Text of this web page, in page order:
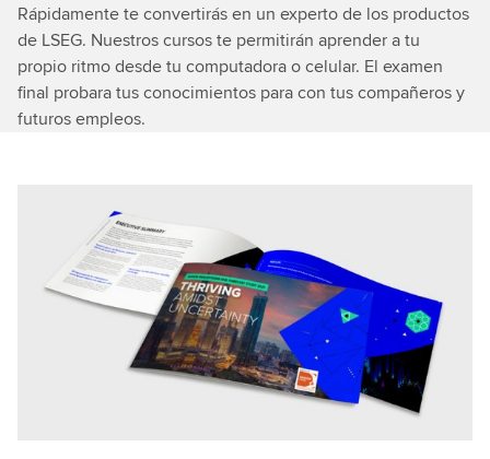
Rápidamente te convertirás en un experto de los productos
de LSEG. Nuestros cursos te permitirán aprender a tu
propio ritmo desde tu computadora o celular. El examen
final probara tus conocimientos para con tus compañeros y
futuros empleos.